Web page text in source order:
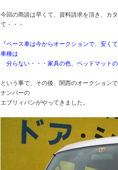
今回の商談は早くて、資料請求を頂き、カ
て・・・
『ベース車は今からオークションで、安く
車種は
分らない・・・家具の色、ベッドマットの
という事で、その後、関西のオークション
ナンバーの
エブリィバンがやってきました。